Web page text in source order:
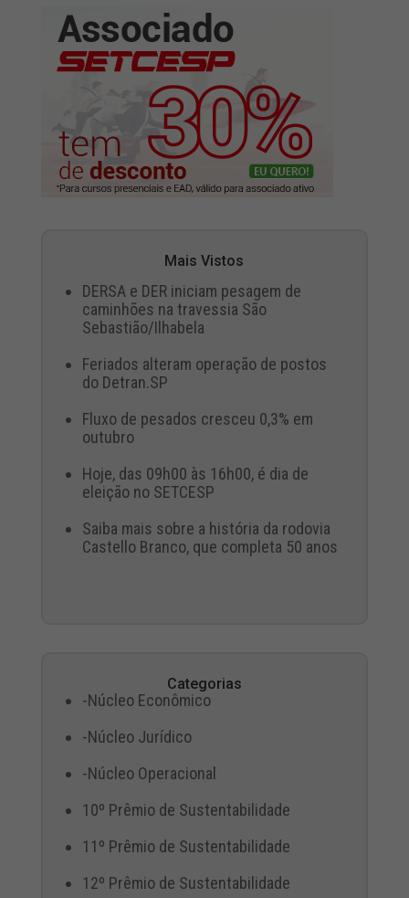
Mais Vistos
DERSA e DER iniciam pesagem de
caminhões na travessia São
Sebastião/Ilhabela
Feriados alteram operação de postos
do Detran.SP
Fluxo de pesados cresceu 0,3% em
outubro
Hoje, das 09h00 às 16h00, é dia de
eleição no SETCESP
Saiba mais sobre a história da rodovia
Castello Branco, que completa 50 anos
Categorias
-Núcleo Econômico
-Núcleo Jurídico
-Núcleo Operacional
10º Prêmio de Sustentabilidade
11º Prêmio de Sustentabilidade
12º Prêmio de Sustentabilidade